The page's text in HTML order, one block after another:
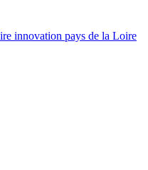
innovation pays de la Loire